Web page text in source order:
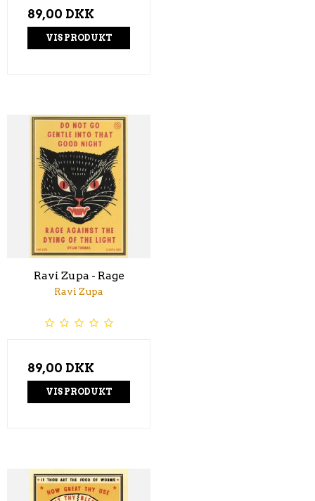
89,00 DKK
VIS PRODUKT
Ravi Zupa - Rage
Ravi Zupa
89,00 DKK
VIS PRODUKT